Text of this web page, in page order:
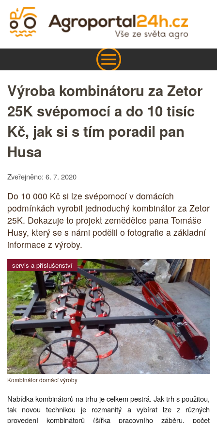
Výroba kombinátoru za Zetor
25K svépomocí a do 10 tisíc
Kč, jak si s tím poradil pan
Husa
Zveřejněno: 6. 7. 2020
Do 10 000 Kč si lze svépomocí v domácích
podmínkách vyrobit jednoduchý kombinátor za Zetor
25K. Dokazuje to projekt zemědělce pana Tomáše
Husy, který se s námi podělil o fotografie a základní
informace z výroby.
servis a příslušenství
Kombinátor domácí výroby
Nabídka kombinátorů na trhu je celkem pestrá. Jak trh s použitou,
tak novou technikou je rozmanitý a vybírat lze z různých
provedení kombinátorů (šířka pracovního záběru, počet